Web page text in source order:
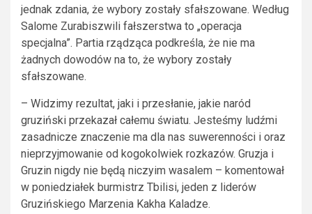
jednak zdania, że wybory zostały sfałszowane. Według
Salome Zurabiszwili fałszerstwa to „operacja
specjalna”. Partia rządząca podkreśla, że nie ma
żadnych dowodów na to, że wybory zostały
sfałszowane.
– Widzimy rezultat, jaki i przesłanie, jakie naród
gruziński przekazał całemu światu. Jesteśmy ludźmi
zasadnicze znaczenie ma dla nas suwerenności i oraz
nieprzyjmowanie od kogokolwiek rozkazów. Gruzja i
Gruzin nigdy nie będą niczyim wasalem – komentował
w poniedziałek burmistrz Tbilisi, jeden z liderów
Gruzińskiego Marzenia Kakha Kaladze.